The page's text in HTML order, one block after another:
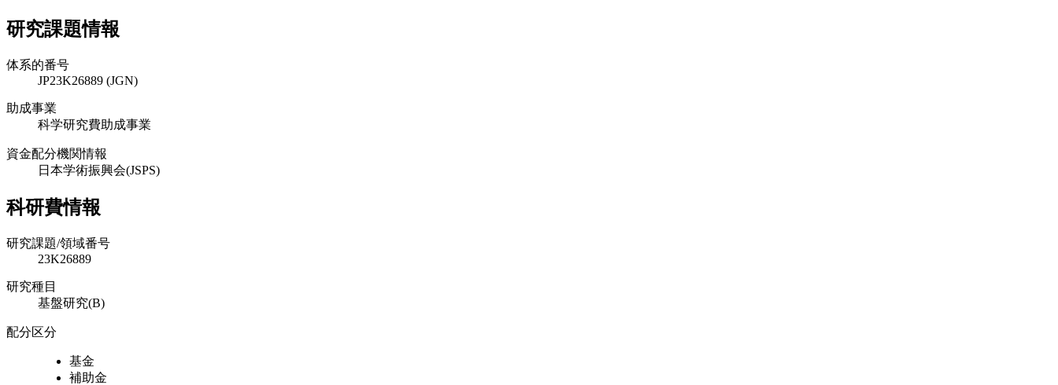
研究課題情報
体系的番号
JP23K26889 (JGN)
助成事業
科学研究費助成事業
資金配分機関情報
日本学術振興会(JSPS)
科研費情報
研究課題/領域番号
23K26889
研究種目
基盤研究(B)
配分区分
基金
補助金